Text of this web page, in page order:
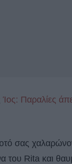
Ίος: Παραλίες
σας
του Rita και